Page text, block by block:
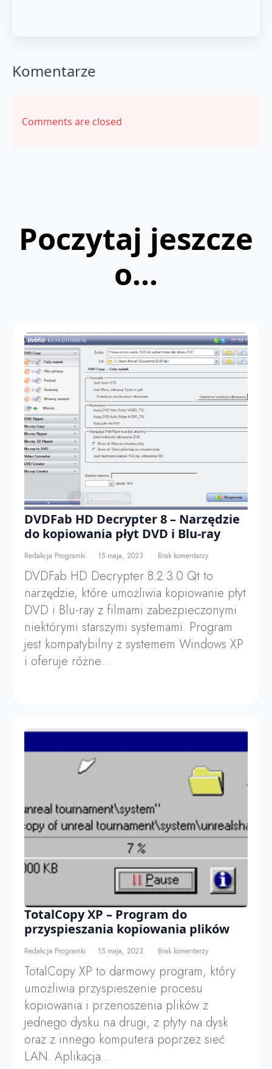
Komentarze
Comments are closed
Poczytaj jeszcze
o...
DVDFab HD Decrypter 8 – Narzędzie
do kopiowania płyt DVD i Blu-ray
Redakcja Programki 15 maja, 2023 Brak komentarzy
DVDFab HD Decrypter 8.2.3.0 Qt to
narzędzie, które umożliwia kopiowanie płyt
DVD i Blu-ray z filmami zabezpieczonymi
niektórymi starszymi systemami. Program
jest kompatybilny z systemem Windows XP
i oferuje różne…
TotalCopy XP – Program do
przyspieszania kopiowania plików
Redakcja Programki 15 maja, 2023 Brak komentarzy
TotalCopy XP to darmowy program, który
umożliwia przyspieszenie procesu
kopiowania i przenoszenia plików z
jednego dysku na drugi, z płyty na dysk
oraz z innego komputera poprzez sieć
LAN. Aplikacja…